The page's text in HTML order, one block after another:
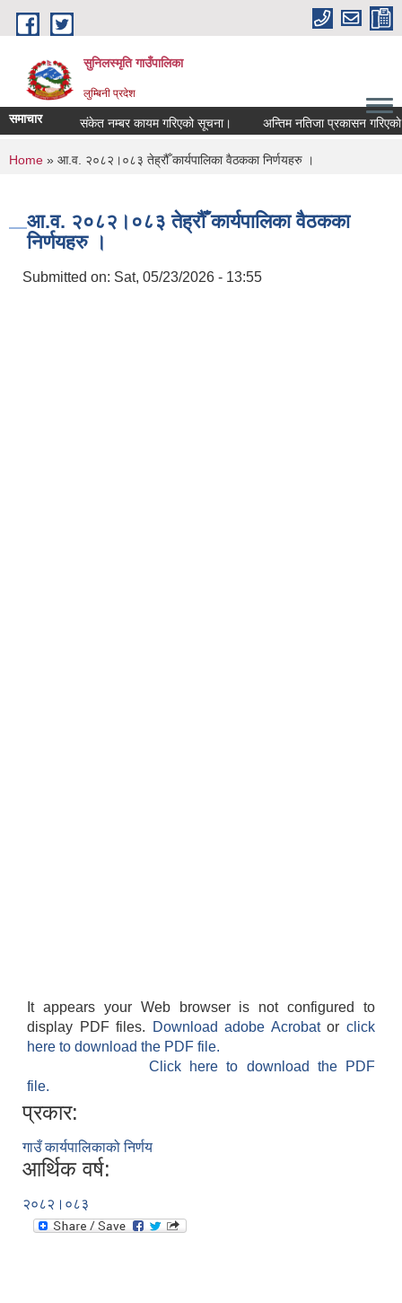
Skip to main content
सुनिलस्मृति गाउँपालिका
लुम्बिनी प्रदेश
समाचार संकेत नम्बर कायम गरिएको सूचना। अन्तिम नतिजा प्रकासन गरिएकाे
You are here
Home » आ.व. २०८२।०८३ तेह्रौँ कार्यपालिका वैठकका निर्णयहरु ।
आ.व. २०८२।०८३ तेह्रौँ कार्यपालिका वैठकका
निर्णयहरु ।
Submitted on: Sat, 05/23/2026 - 13:55
It appears your Web browser is not configured to
display PDF files.
Download adobe Acrobatorclick
here to download the PDF file.
Click here to download the PDF
file.
प्रकार:
गाउँ कार्यपालिकाको निर्णय
आर्थिक वर्ष:
२०८२।०८३